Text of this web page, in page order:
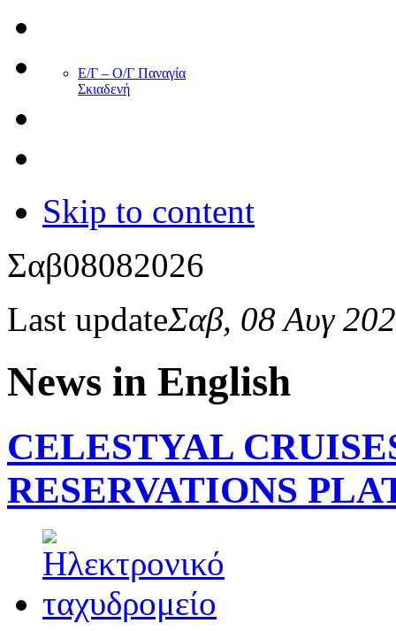
Ε/Γ – Ο/Γ Παναγία
Σκιαδενή
Skip to content
Σαβ08082026
Last updateΣαβ, 08 Αυγ
News in English
CELESTYAL
RESERVATIONS